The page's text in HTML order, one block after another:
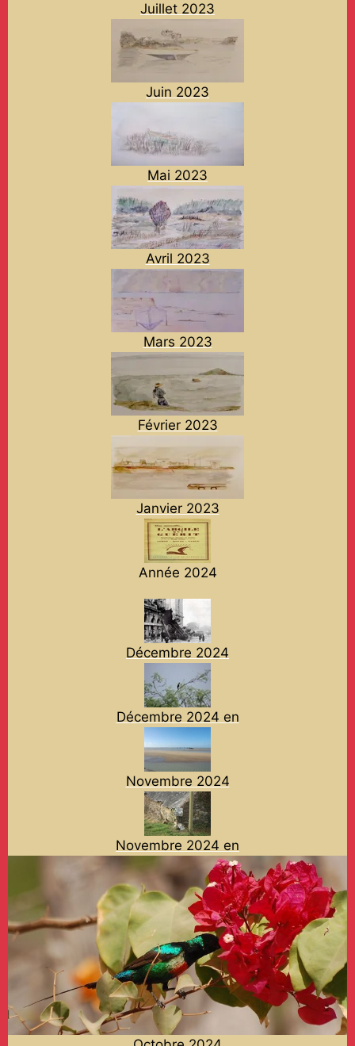
Juillet 2023
Juin 2023
Mai 2023
Avril 2023
Mars 2023
Février 2023
Janvier 2023
Année 2024
Décembre 2024
Décembre 2024 en
Novembre 2024
Novembre 2024 en